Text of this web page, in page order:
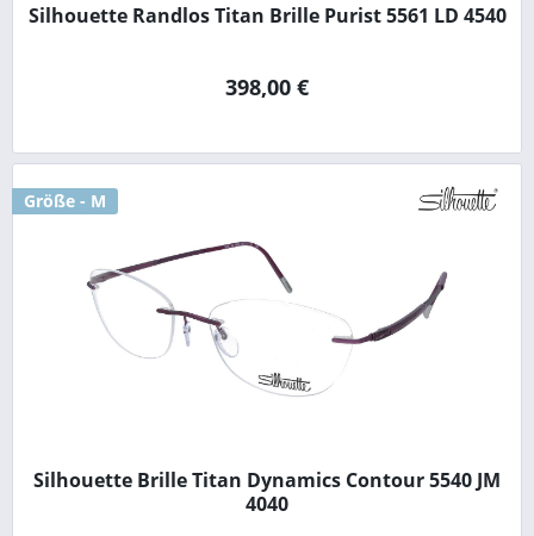
Silhouette Randlos Titan Brille Purist 5561 LD 4540
398,00 €
Größe - M
Silhouette Brille Titan Dynamics Contour 5540 JM
4040